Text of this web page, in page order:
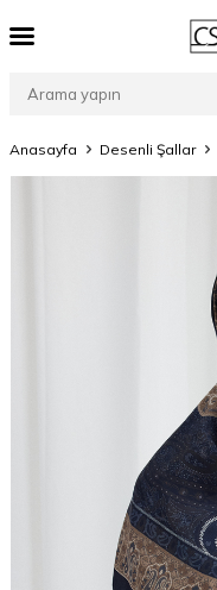
Anasayfa Desenli Şallar